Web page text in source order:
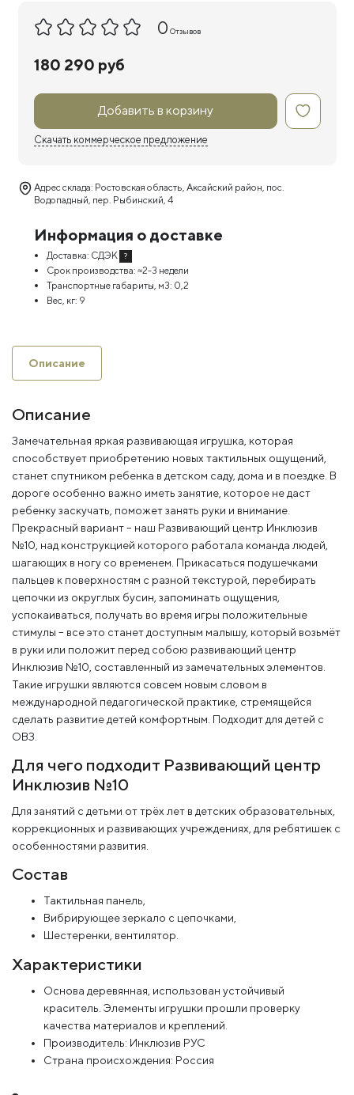
0 Отзывов
180 290 руб
Добавить в корзину
Скачать коммерческое предложение
Адрес склада: Ростовская область, Аксайский район, пос.
Водопадный, пер. Рыбинский, 4
Информация о доставке
Доставка: СДЭК ?
Срок производства: ≈2-3 недели
Транспортные габариты, м3: 0,2
Вес, кг: 9
Описание
Описание
Замечательная яркая развивающая игрушка, которая
способствует приобретению новых тактильных ощущений,
станет спутником ребенка в детском саду, дома и в поездке. В
дороге особенно важно иметь занятие, которое не даст
ребенку заскучать, поможет занять руки и внимание.
Прекрасный вариант – наш Развивающий центр Инклюзив
№10, над конструкцией которого работала команда людей,
шагающих в ногу со временем. Прикасаться подушечками
пальцев к поверхностям с разной текстурой, перебирать
цепочки из округлых бусин, запоминать ощущения,
успокаиваться, получать во время игры положительные
стимулы – все это станет доступным малышу, который возьмёт
в руки или положит перед собою развивающий центр
Инклюзив №10, составленный из замечательных элементов.
Такие игрушки являются совсем новым словом в
международной педагогической практике, стремящейся
сделать развитие детей комфортным. Подходит для детей с
ОВЗ.
Для чего подходит Развивающий центр
Инклюзив №10
Для занятий с детьми от трёх лет в детских образовательных,
коррекционных и развивающих учреждениях, для ребятишек с
особенностями развития.
Состав
Тактильная панель,
Вибрирующее зеркало с цепочками,
Шестеренки, вентилятор.
Характеристики
Основа деревянная, использован устойчивый
краситель. Элементы игрушки прошли проверку
качества материалов и креплений.
Производитель: Инклюзив РУС
Страна происхождения: Россия